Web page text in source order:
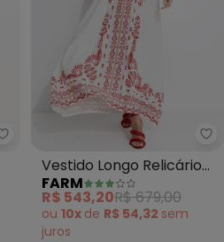
Farm - Vestido Longo Manga
Vestido Longo Relicário
Tropical (Off White)
FARM
R$ 543,20R$ 679,00
ou 10x de R$ 54,32 sem
juros